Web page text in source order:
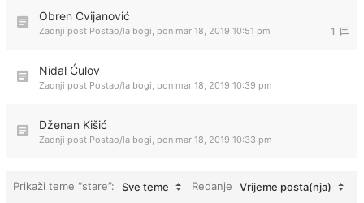
Obren Cvijanović
1
Zadnji post Postao/la bogi, pon mar 18, 2019 10:51 pm
Nidal Ćulov
Zadnji post Postao/la bogi, pon mar 18, 2019 10:39 pm
Dženan Kišić
Zadnji post Postao/la bogi, pon mar 18, 2019 10:33 pm
Prikaži teme “stare”: Sve teme Redanje Vrijeme posta(nja)